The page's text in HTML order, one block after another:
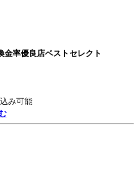
金率優良店ベストセレクト
み可能